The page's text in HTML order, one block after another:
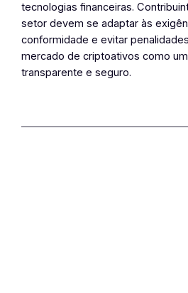
tecnologias financeiras.
setor devem se adaptar às
conformidade e evitar
mercado de criptoativos como
transparente e seguro.